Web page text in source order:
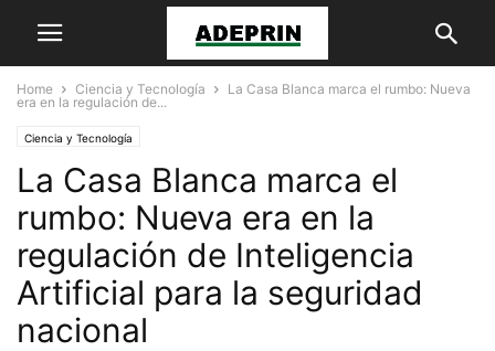
Home Ciencia y Tecnología
La Casa Blanca marca el rumbo: Nueva
era en la regulación de...
Ciencia y Tecnología
La Casa Blanca marca el
rumbo: Nueva era en la
regulación de Inteligencia
Artificial para la seguridad
nacional